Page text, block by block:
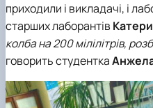
приходили і викладачі, і
старших лаборантів
колба на 200 мілілітрів,
говорить студентка